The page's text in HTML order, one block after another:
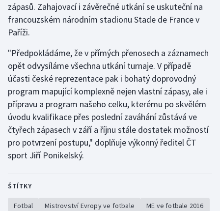
Ragby
Rychlobruslení
Rychlostní kanoistika
Short track
Sportovní střelba
Stolní tenis
Triatlon
zápasů. Zahajovací i závěrečné utkání se uskuteční na
francouzském národním stadionu Stade de France v
Paříži.
"Předpokládáme, že v přímých přenosech a záznamech
opět odvysíláme všechna utkání turnaje. V případě
účasti české reprezentace pak i bohatý doprovodný
program mapující komplexně nejen vlastní zápasy, ale i
přípravu a program našeho celku, kterému po skvělém
úvodu kvalifikace přes poslední zaváhání zůstává ve
čtyřech zápasech v září a říjnu stále dostatek možností
pro potvrzení postupu," doplňuje výkonný ředitel ČT
sport Jiří Ponikelský.
ŠTÍTKY
Fotbal Mistrovství Evropy ve fotbale ME ve fotbale 2016